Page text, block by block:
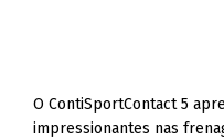
O ContiSportContact 5
impressionantes nas